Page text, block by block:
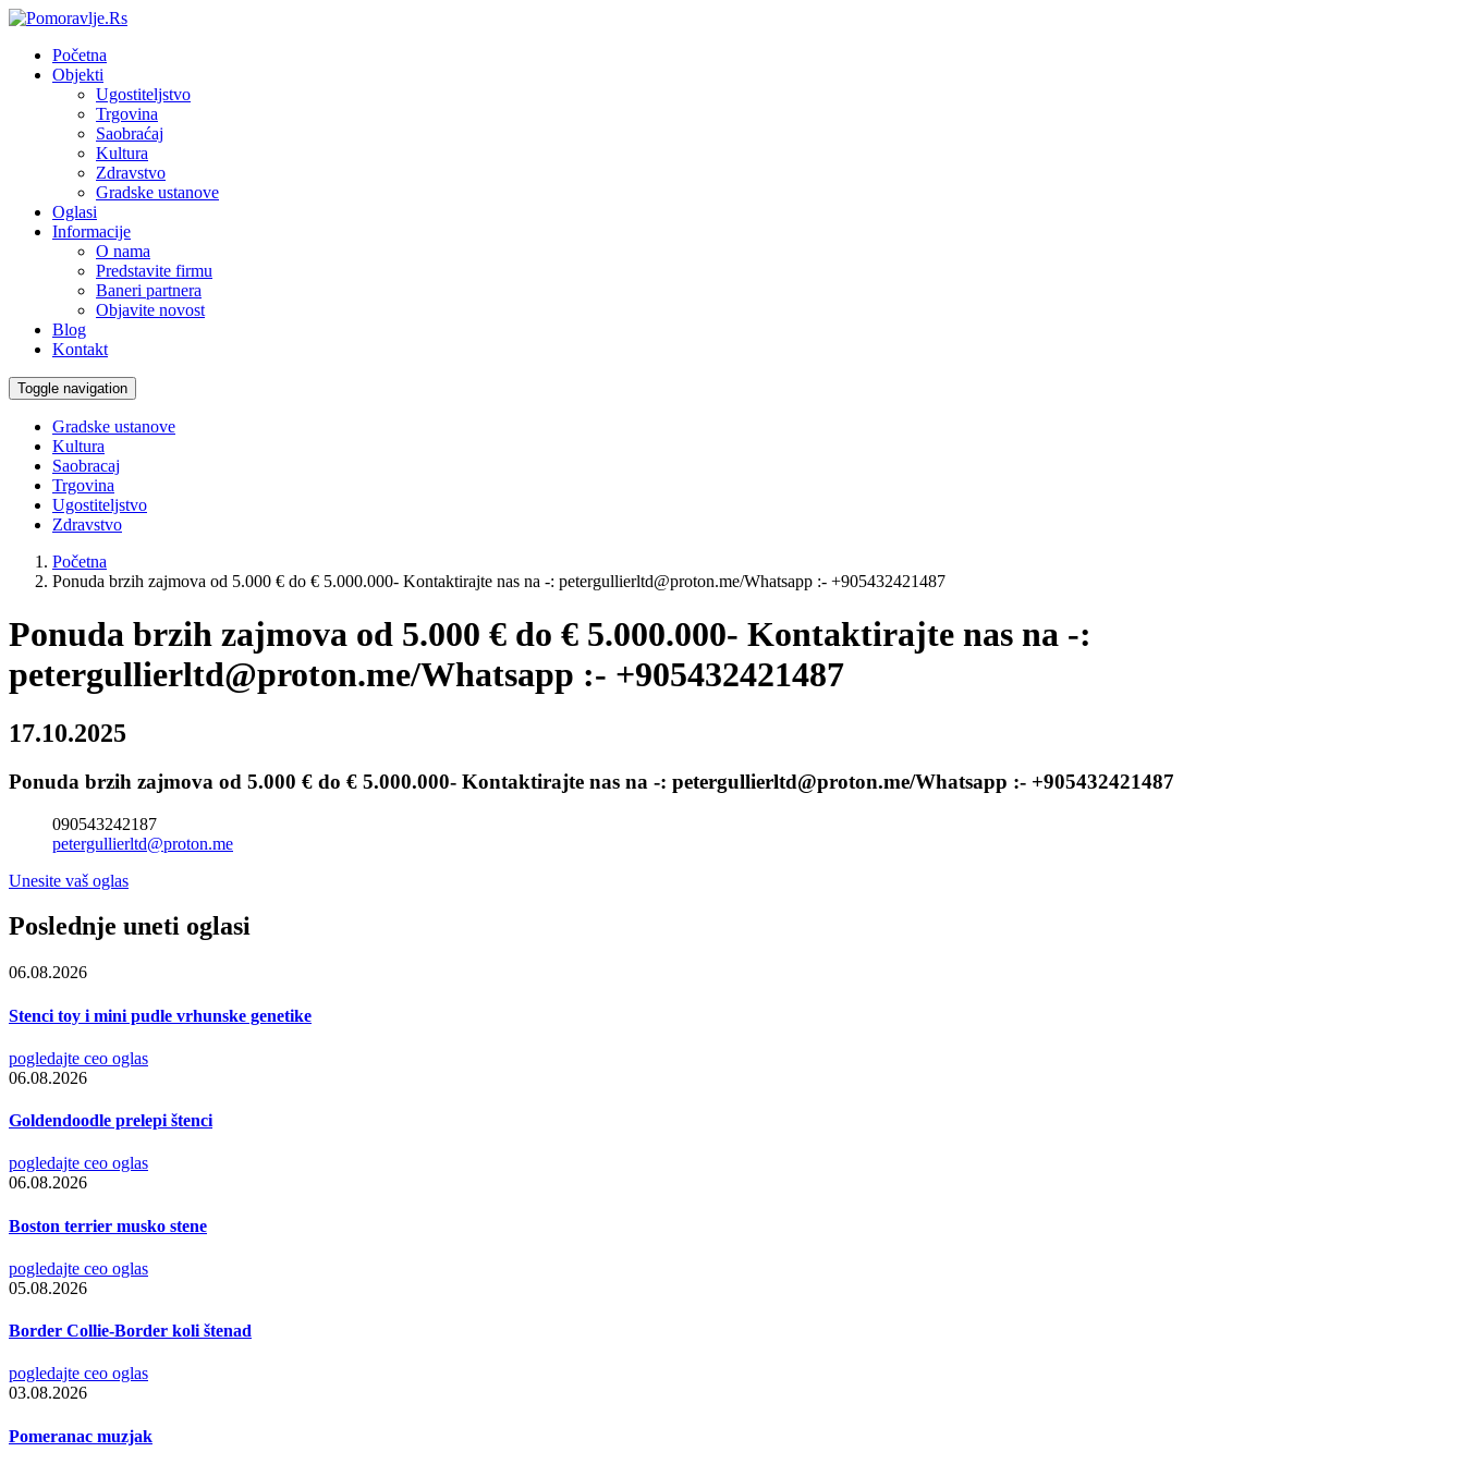
Početna
Objekti
Ugostiteljstvo
Trgovina
Saobraćaj
Kultura
Zdravstvo
Gradske ustanove
Oglasi
Informacije
O nama
Predstavite firmu
Baneri partnera
Objavite novost
Blog
Kontakt
Toggle navigation
Gradske ustanove
Kultura
Saobracaj
Trgovina
Ugostiteljstvo
Zdravstvo
Početna
Ponuda brzih zajmova od 5.000 € do € 5.000.000- Kontaktirajte nas na -: petergullierltd@proton.me/Whatsapp :- +905432421487
Ponuda brzih zajmova od 5.000 € do € 5.000.000- Kontaktirajte nas na -:
petergullierltd@proton.me/Whatsapp :- +905432421487
17.10.2025
Ponuda brzih zajmova od 5.000 € do € 5.000.000- Kontaktirajte nas na -: petergullierltd@proton.me/Whatsapp :- +905432421487
090543242187
petergullierltd@proton.me
Unesite vaš oglas
Poslednje uneti oglasi
06.08.2026
Stenci toy i mini pudle vrhunske genetike
pogledajte ceo oglas
06.08.2026
Goldendoodle prelepi štenci
pogledajte ceo oglas
06.08.2026
Boston terrier musko stene
pogledajte ceo oglas
05.08.2026
Border Collie-Border koli štenad
pogledajte ceo oglas
03.08.2026
Pomeranac muzjak